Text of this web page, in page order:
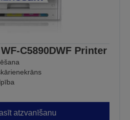
C5890DWF Printer
atzvanīšanu